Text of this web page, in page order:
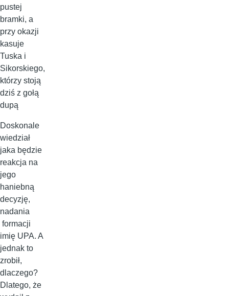
pustej
bramki, a
przy okazji
kasuje
Tuska i
Sikorskiego,
którzy stoją
dziś z gołą
dupą
Doskonale
wiedział
jaka będzie
reakcja na
jego
haniebną
decyzję,
nadania
formacji
imię UPA. A
jednak to
zrobił,
dlaczego?
Dlatego, że